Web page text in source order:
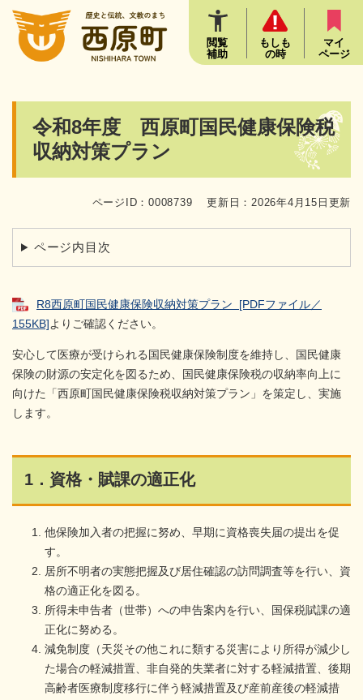
メニューを飛ばして本文へ
閲覧
補助
もしも
の時
マイ
ページ
令和8年度 西原町国民健康保険税
収納対策プラン
ページID：0008739 更新日：2026年4月15日更新
ページ内目次
R8西原町国民健康保険収納対策プラン [PDFファイル／
155KB]よりご確認ください。
安心して医療が受けられる国民健康保険制度を維持し、国民健康
保険の財源の安定化を図るため、国民健康保険税の収納率向上に
向けた「西原町国民健康保険税収納対策プラン」を策定し、実施
します。
1．資格・賦課の適正化
他保険加入者の把握に努め、早期に資格喪失届の提出を促
す。
居所不明者の実態把握及び居住確認の訪問調査等を行い、資
格の適正化を図る。
所得未申告者（世帯）への申告案内を行い、国保税賦課の適
正化に努める。
減免制度（天災その他これに類する災害により所得が減少し
た場合の軽減措置、非自発的失業者に対する軽減措置、後期
高齢者医療制度移行に伴う軽減措置及び産前産後の軽減措